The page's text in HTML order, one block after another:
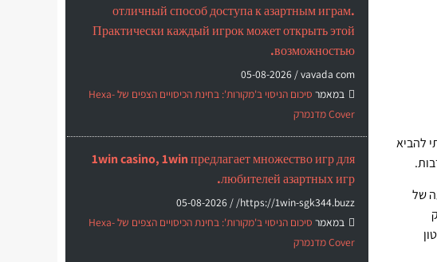
להביא
של
отличный способ доступа к азартным играм.
Практически каждый игрок может открыть этой
возможностью.
vavada com /
05-08-2026
במאמר
סיכום הניסוי ב'מקורות': בחינת הכיסויים הצפים של Hexa-
Cover מדנמרק
1win casino, 1win предлагает множество игр для
любителей азартных игр.
https://1win-sgk344.buzz/ /
05-08-2026
במאמר
סיכום הניסוי ב'מקורות': בחינת הכיסויים הצפים של Hexa-
Cover מדנמרק